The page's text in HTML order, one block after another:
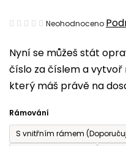
Nyní se můžeš stát
číslo za číslem a
který máš právě na
Rámování
S vnitřním rámem
Průměrné
produktu
je
0,0
5
hvězdiček.
Neohodnoceno